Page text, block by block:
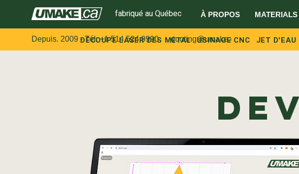
fabriqué au Québec À PROPOS MATERIALS
Depuis. 2009 - Tél:+1 514 524 9990 quoting@umake.ca
DÉCOUPE LASER DES MÉTAL USINAGE CNC JET D'EAU